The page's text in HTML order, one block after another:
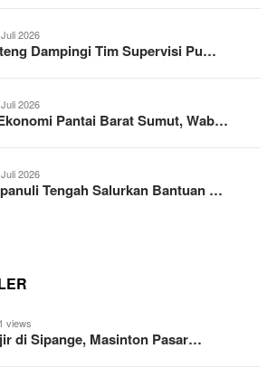
2026
Dampingi Tim Supervisi Pu…
2026
Pantai Barat Sumut, Wab…
2026
Tengah Salurkan Bantuan …
views
di Sipange, Masinton Pasar…